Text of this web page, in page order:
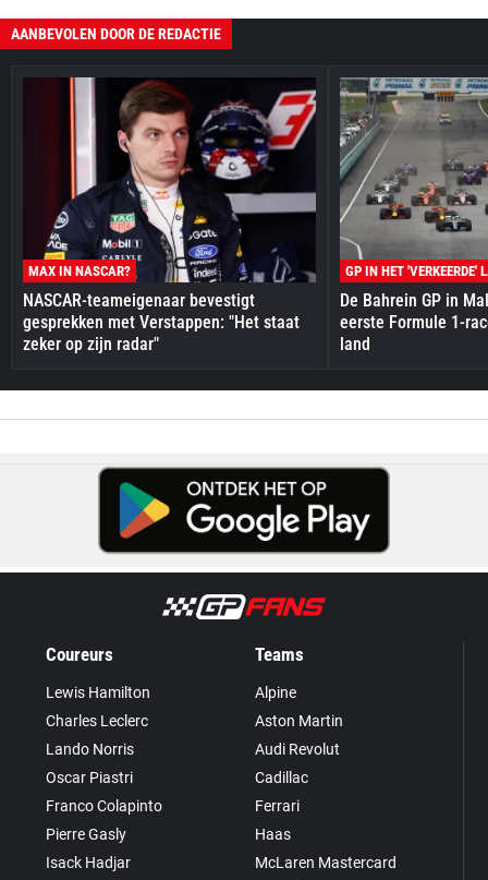
AANBEVOLEN DOOR DE REDACTIE
MAX IN NASCAR?
NASCAR-teameigenaar bevestigt
gesprekken met Verstappen: "Het staat
zeker op zijn radar"
GP IN HET 'VERKEERDE'
De Bahrein GP in
eerste Formule 1-
land
Coureurs
Lewis Hamilton
Charles Leclerc
Lando Norris
Oscar Piastri
Franco Colapinto
Pierre Gasly
Isack Hadjar
Teams
Alpine
Aston Martin
Audi Revolut
Cadillac
Ferrari
Haas
McLaren Mastercard